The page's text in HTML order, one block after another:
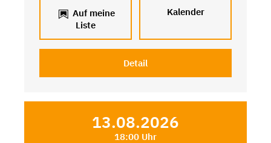
Auf meine
Liste
Kalender
Detail
13.08.2026
18:00 Uhr